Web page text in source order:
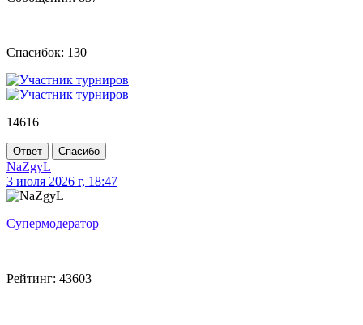
Спасибок: 130
14616
Ответ Спасибо
NaZgyL
3 июля 2026 г, 18:47
Супермодератор
Рейтинг: 43603